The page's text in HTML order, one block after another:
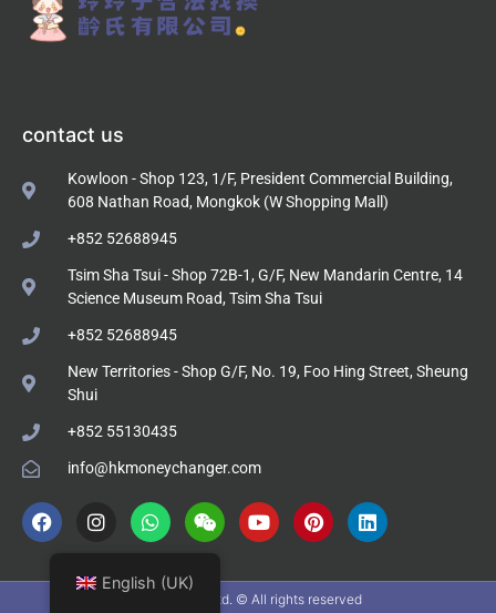
contact us
Kowloon - Shop 123, 1/F, President Commercial Building,
608 Nathan Road, Mongkok (W Shopping Mall)
+852 52688945
Tsim Sha Tsui - Shop 72B-1, G/F, New Mandarin Centre, 14
Science Museum Road, Tsim Sha Tsui
+852 52688945
New Territories - Shop G/F, No. 19, Foo Hing Street, Sheung
Shui
+852 55130435
info@hkmoneychanger.com
Lingshi Co., Ltd. © All rights reserved
English (UK)